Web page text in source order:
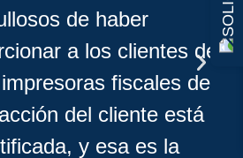
de haber
a los clientes de
fiscales de
del cliente está
y esa es la